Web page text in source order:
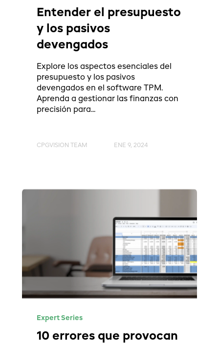
Entender el presupuesto
y los pasivos
devengados
Explore los aspectos esenciales del
presupuesto y los pasivos
devengados en el software TPM.
Aprenda a gestionar las finanzas con
precisión para...
CPGVISION TEAM ENE 9, 2024
Expert Series
10 errores que provocan